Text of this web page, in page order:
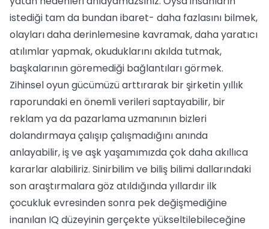
istediği tam da bundan ibaret- daha fazlasını bilmek,
olayları daha derinlemesine kavramak, daha yaratıcı
atılımlar yapmak, okuduklarını akılda tutmak,
başkalarının göremediği bağlantıları görmek.
Zihinsel oyun gücümüzü arttırarak bir şirketin yıllık
raporundaki en önemli verileri saptayabilir, bir
reklam ya da pazarlama uzmanının bizleri
dolandırmaya çalışıp çalışmadığını anında
anlayabilir, iş ve aşk yaşamımızda çok daha akıllıca
kararlar alabiliriz. Sinirbilim ve biliş bilimi dallarındaki
son araştırmalara göz atıldığında yıllardır ilk
çocukluk evresinden sonra pek değişmediğine
inanılan IQ düzeyinin gerçekte yükseltilebileceğine